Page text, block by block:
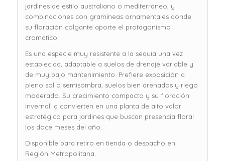
jardines de estilo australiano o mediterráneo, y
combinaciones con gramíneas ornamentales donde
su floración colgante aporte el protagonismo
cromático.
Es una especie muy resistente a la sequía una vez
establecida, adaptable a suelos de drenaje variable y
de muy bajo mantenimiento. Prefiere exposición a
pleno sol o semisombra, suelos bien drenados y riego
moderado. Su crecimiento compacto y su floración
invernal la convierten en una planta de alto valor
estratégico para jardines que buscan presencia floral
los doce meses del año.
Disponible para retiro en tienda o despacho en
Región Metropolitana.